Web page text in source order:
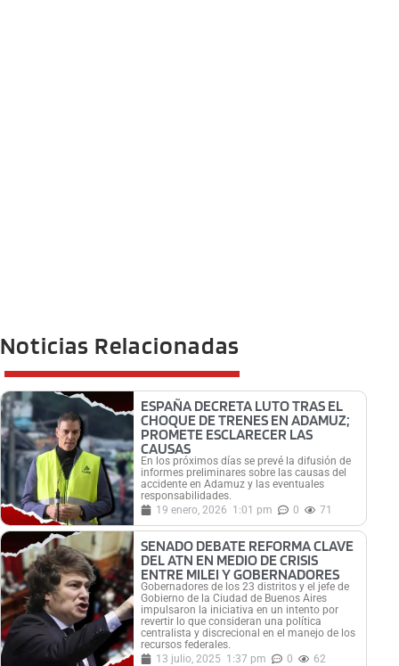
Noticias Relacionadas
ESPAÑA DECRETA LUTO TRAS EL
CHOQUE DE TRENES EN ADAMUZ;
PROMETE ESCLARECER LAS
CAUSAS
En los próximos días se prevé la difusión de
informes preliminares sobre las causas del
accidente en Adamuz y las eventuales
responsabilidades.
19 enero, 2026 1:01 pm 0 71
SENADO DEBATE REFORMA CLAVE
DEL ATN EN MEDIO DE CRISIS
ENTRE MILEI Y GOBERNADORES
Gobernadores de los 23 distritos y el jefe de
Gobierno de la Ciudad de Buenos Aires
impulsaron la iniciativa en un intento por
revertir lo que consideran una política
centralista y discrecional en el manejo de los
recursos federales.
13 julio, 2025 1:37 pm 0 62